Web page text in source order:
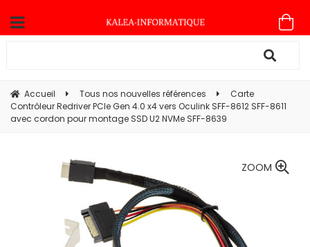
Accueil Tous nos nouvelles références
Carte
Contrôleur Redriver PCIe Gen 4.0 x4 vers Oculink SFF-8612 SFF-8611
avec cordon pour montage SSD U2 NVMe SFF-8639
ZOOM